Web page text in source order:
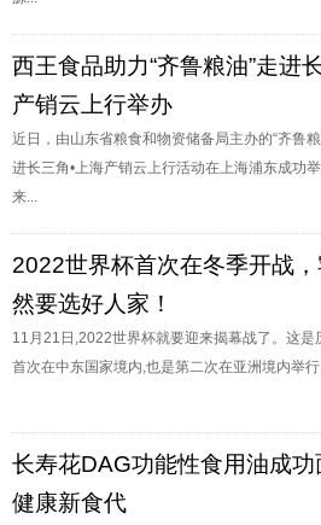
西王食品助力“齐鲁粮油”走进
产销云上行举办
近日，由山东省粮食和物资储备局主办的“齐鲁粮
进长三角•上海产销云上行活动在上海浦东成功举
来...
2022世界杯首次在冬季开战
然要选好人家！
11月21日,2022世界杯就要迎来揭幕战了。这是
首次在中东国家境内,也是第二次在亚洲境内举
长寿花DAG功能性食用油成功
健康新食代